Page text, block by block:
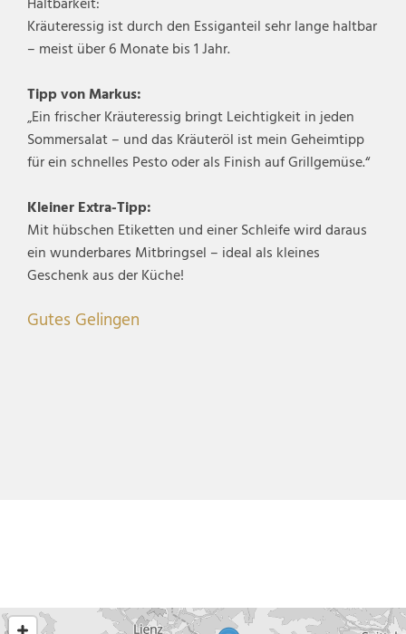
Kräuteressig ist durch den Essiganteil sehr lange haltbar
– meist über 6 Monate bis 1 Jahr.
Tipp von Markus:
„Ein frischer Kräuteressig bringt Leichtigkeit in jeden
Sommersalat – und das Kräuteröl ist mein Geheimtipp
für ein schnelles Pesto oder als Finish auf Grillgemüse.“
Kleiner Extra-Tipp:
Mit hübschen Etiketten und einer Schleife wird daraus
ein wunderbares Mitbringsel – ideal als kleines
Geschenk aus der Küche!
Gutes Gelingen